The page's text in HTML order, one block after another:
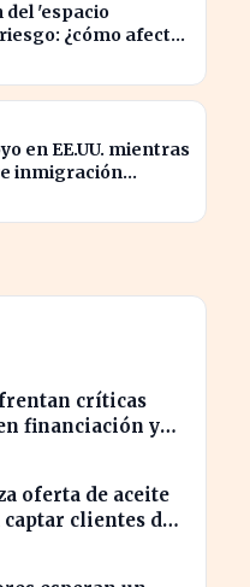
del 'espacio
¿cómo afecta
en EE.UU. mientras
inmigración
críticas
financiación y
oferta de aceite
clientes de